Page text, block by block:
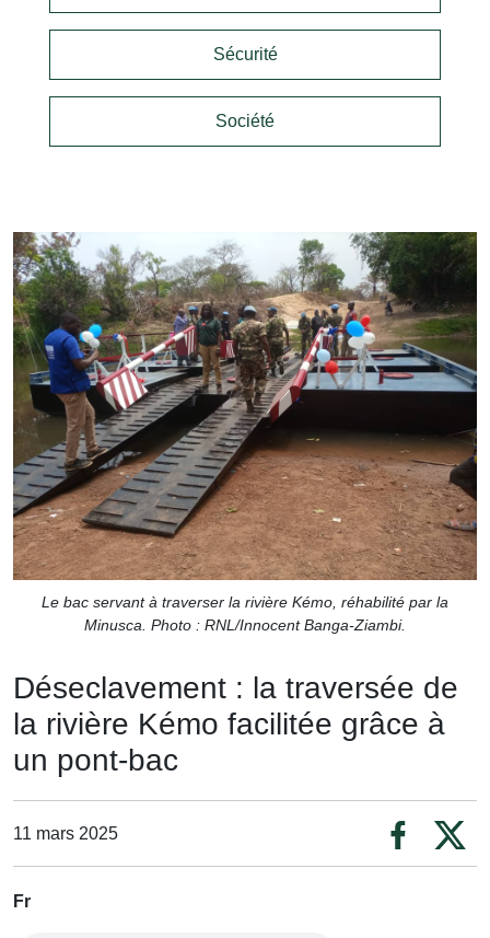
Sécurité
Société
Le bac servant à traverser la rivière Kémo, réhabilité par la
Minusca. Photo : RNL/Innocent Banga-Ziambi.
Déseclavement : la traversée de
la rivière Kémo facilitée grâce à
un pont-bac
11 mars 2025
Fr